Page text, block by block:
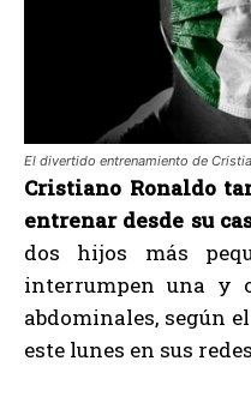
El divertido entrenamiento de
Cristiano Ronaldo
entrenar desde su
dos hijos más
interrumpen una y
abdominales, según
este lunes en sus